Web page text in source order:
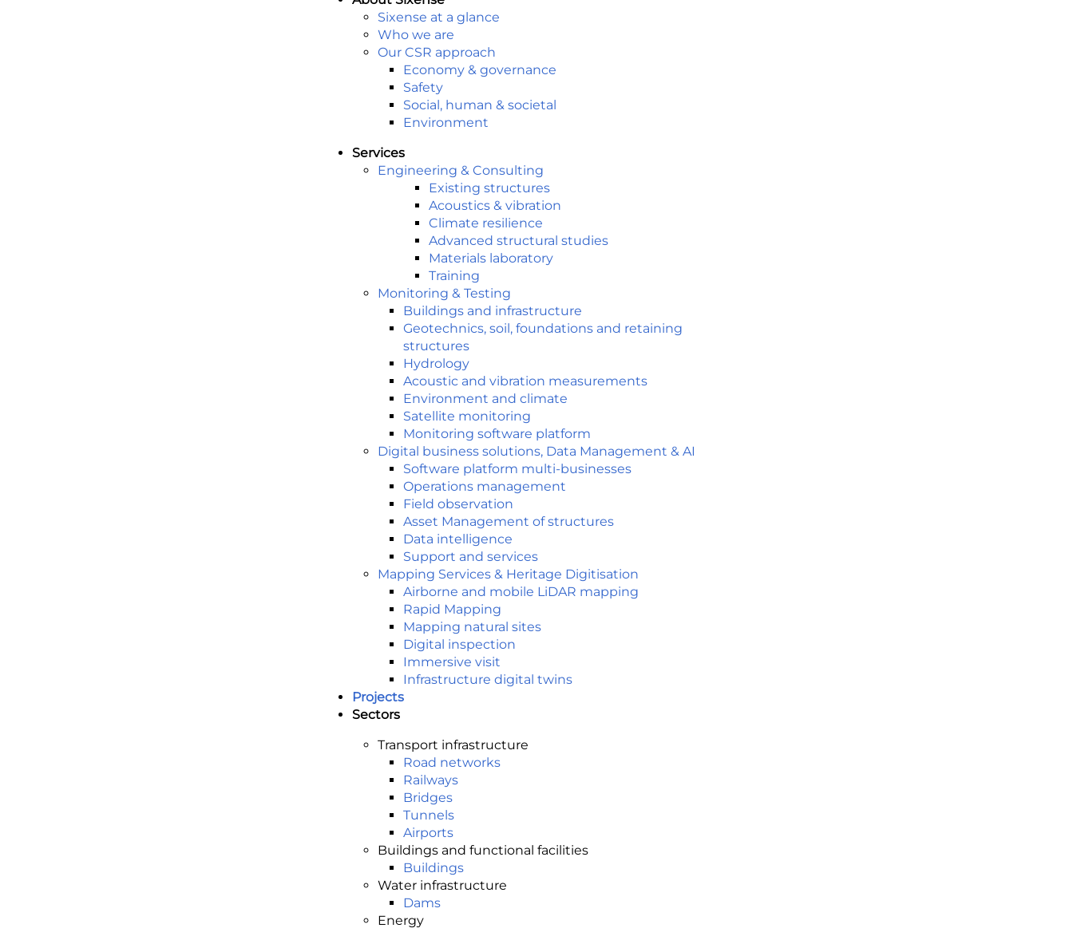
Sixense at a glance
Who we are
Our CSR approach
Economy & governance
Safety
Social, human & societal
Environment
Services
Engineering & Consulting​
Existing structures
Acoustics & vibration
Climate resilience
Advanced structural studies
Materials laboratory
Training
Monitoring & Testing
Buildings and infrastructure​
Geotechnics, soil, foundations and retaining
structures
Hydrology
Acoustic and vibration measurements
Environment and climate
Satellite monitoring
Monitoring software platform
Digital business solutions, Data Management & AI
Software platform multi-businesses
Operations management
Field observation
Asset Management of structures
Data intelligence
Support and services
Mapping Services​ & Heritage Digitisation
Airborne and mobile LiDAR mapping
Rapid Mapping
Mapping natural sites
Digital inspection
Immersive visit
Infrastructure digital twins
Projects
Sectors
Transport infrastructure
Road networks
Railways
Bridges
Tunnels
Airports
Buildings and functional facilities
Buildings
Water infrastructure
Dams
Energy